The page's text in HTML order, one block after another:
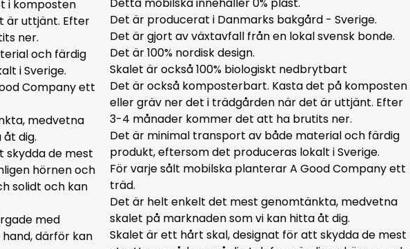
i komposten
är uttjänt. Efter
ner.
och färdig
i Sverige.
Company ett
medvetna
dig.
skydda de mest
hörnen och
solidt och kan
med
därför kan
Det är producerat i Danmarks bakgård - Sverige.
Det är gjort av växtavfall från en lokal svensk bonde.
Det är 100% nordisk design.
Skalet är också 100% biologiskt nedbrytbart
Det är också komposterbart. Kasta det på komposten
eller gräv ner det i trädgården när det är uttjänt. Efter
3-4 månader kommer det att ha brutits ner.
Det är minimal transport av både material och färdig
produkt, eftersom det produceras lokalt i Sverige.
För varje sålt mobilska planterar A Good Company ett
träd.
Det är helt enkelt det mest genomtänkta, medvetna
skalet på marknaden som vi kan hitta åt dig.
Skalet är ett hårt skal, designat för att skydda de mest